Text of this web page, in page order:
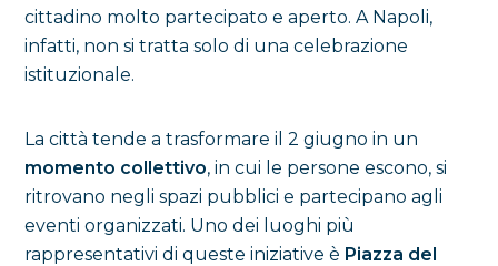
cittadino molto partecipato e aperto. A Napoli,
infatti, non si tratta solo di una celebrazione
istituzionale.
La città tende a trasformare il 2 giugno in un
momento collettivo, in cui le persone escono, si
ritrovano negli spazi pubblici e partecipano agli
eventi organizzati. Uno dei luoghi più
rappresentativi di queste iniziative è Piazza del